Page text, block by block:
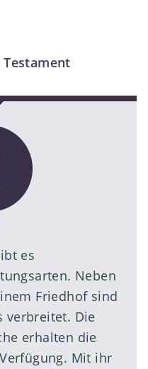
es
Neben
Friedhof sind
verbreitet. Die
erhalten die
Mit ihr